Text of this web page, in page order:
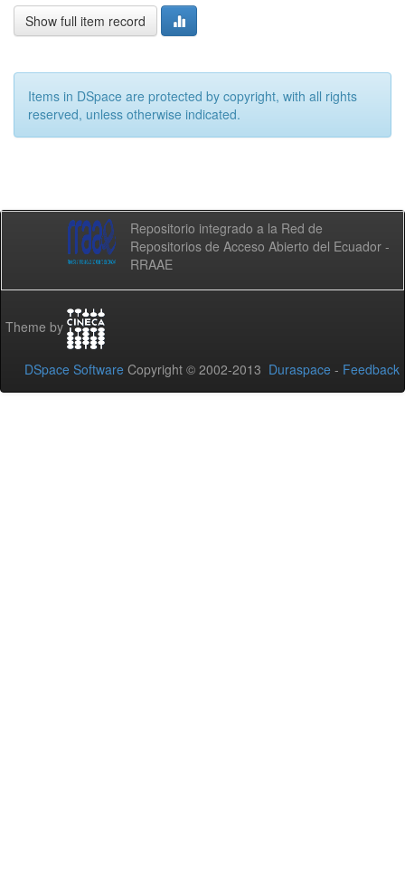
Show full item record
Items in DSpace are protected by copyright, with all rights
reserved, unless otherwise indicated.
Repositorio integrado a la Red de
Repositorios de Acceso Abierto del Ecuador -
RRAAE
Theme by
DSpace Software Copyright © 2002-2013 Duraspace - Feedback